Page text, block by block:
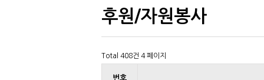
후원/자원봉사
Total 408건 4 페이지
번호